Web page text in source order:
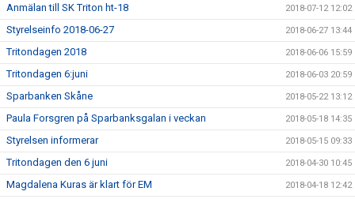
Anmälan till SK Triton ht-18 2018-07-12 12:02
Styrelseinfo 2018-06-27 2018-06-27 13:44
Tritondagen 2018 2018-06-06 15:59
Tritondagen 6:juni 2018-06-03 20:59
Sparbanken Skåne 2018-05-22 13:12
Paula Forsgren på Sparbanksgalan i veckan 2018-05-18 14:35
Styrelsen informerar 2018-05-15 09:33
Tritondagen den 6 juni 2018-04-30 10:45
Magdalena Kuras är klart för EM 2018-04-18 12:42